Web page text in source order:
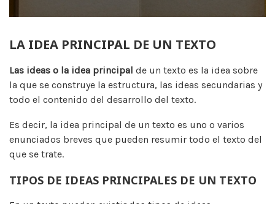
LA IDEA PRINCIPAL DE UN TEXTO
Las ideas o la idea principal de un texto es la idea sobre
la que se construye la estructura, las ideas secundarias y
todo el contenido del desarrollo del texto.
Es decir, la idea principal de un texto es uno o varios
enunciados breves que pueden resumir todo el texto del
que se trate.
TIPOS DE IDEAS PRINCIPALES DE UN TEXTO